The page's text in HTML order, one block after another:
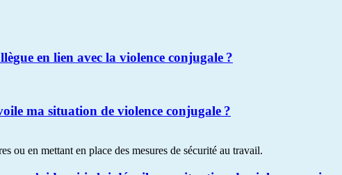
en lien avec la violence conjugale ?
ma situation de violence conjugale ?
ou en mettant en place des mesures de sécurité au travail.